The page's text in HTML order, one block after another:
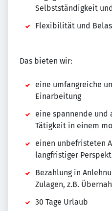
Selbstständigkeit
Flexibilität und
Das bieten wir:
eine umfangreiche
Einarbeitung
eine spannende und
Tätigkeit in einem
einen unbefristeten
langfristiger
Bezahlung in
Zulagen, z.B.
30 Tage Urlaub